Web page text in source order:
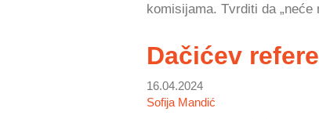
komisijama. Tvrditi da „neće
Dačićev
16.04.2024
Sofija Mandić